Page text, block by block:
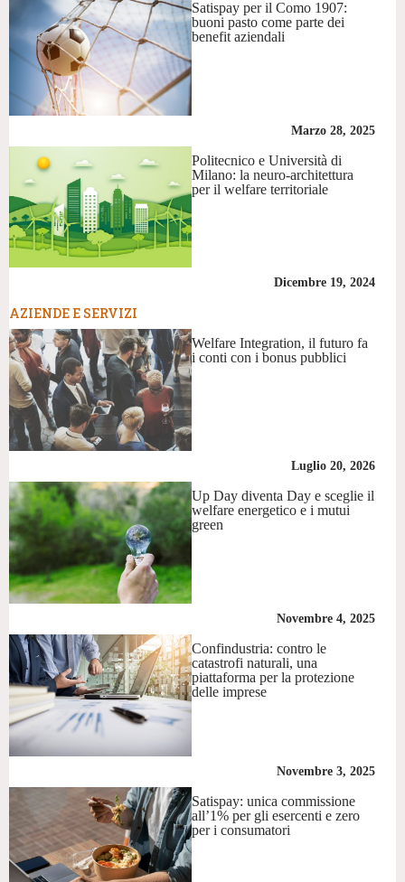
Satispay per il Como 1907:
buoni pasto come parte dei
benefit aziendali
Marzo 28, 2025
Politecnico e Università di
Milano: la neuro-architettura
per il welfare territoriale
Dicembre 19, 2024
AZIENDE E SERVIZI
Welfare Integration, il futuro fa
i conti con i bonus pubblici
Luglio 20, 2026
Up Day diventa Day e sceglie il
welfare energetico e i mutui
green
Novembre 4, 2025
Confindustria: contro le
catastrofi naturali, una
piattaforma per la protezione
delle imprese
Novembre 3, 2025
Satispay: unica commissione
all’1% per gli esercenti e zero
per i consumatori